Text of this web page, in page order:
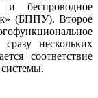
беспроводное
(БППУ). Второе
нескольких
соответствие